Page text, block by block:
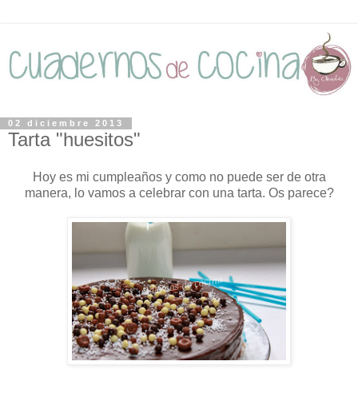
02 diciembre 2013
Tarta "huesitos"
Hoy es mi cumpleaños y como no puede ser de otra
manera, lo vamos a celebrar con una tarta. Os parece?